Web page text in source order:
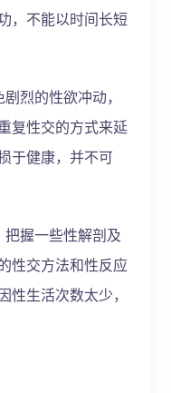
，不能以时间长短
烈的性欲冲动，
复性交的方式来延
于健康，并不可
握一些性解剖及
性交方法和性反应
生活次数太少，